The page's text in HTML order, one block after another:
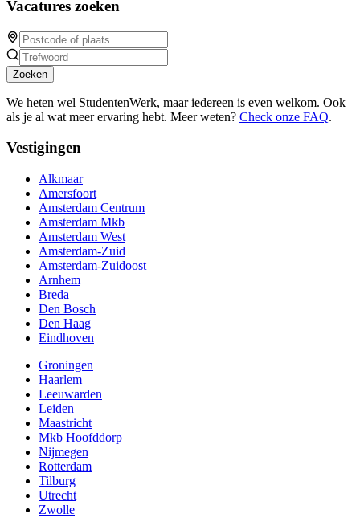
Vacatures zoeken
Zoeken
We heten wel StudentenWerk, maar iedereen is even welkom. Ook
als je al wat meer ervaring hebt. Meer weten? Check onze FAQ.
Vestigingen
Alkmaar
Amersfoort
Amsterdam Centrum
Amsterdam Mkb
Amsterdam West
Amsterdam-Zuid
Amsterdam-Zuidoost
Arnhem
Breda
Den Bosch
Den Haag
Eindhoven
Groningen
Haarlem
Leeuwarden
Leiden
Maastricht
Mkb Hoofddorp
Nijmegen
Rotterdam
Tilburg
Utrecht
Zwolle